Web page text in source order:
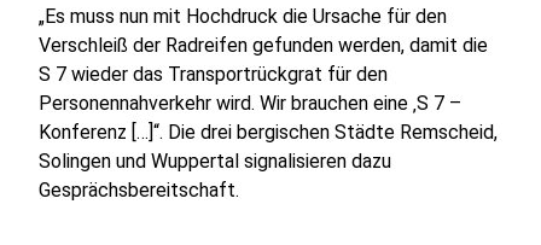
„Es muss nun mit Hochdruck die Ursache für den
Verschleiß der Radreifen gefunden werden, damit die
S 7 wieder das Transportrückgrat für den
Personennahverkehr wird. Wir brauchen eine ‚S 7 –
Konferenz […]“. Die drei bergischen Städte Remscheid,
Solingen und Wuppertal signalisieren dazu
Gesprächsbereitschaft.